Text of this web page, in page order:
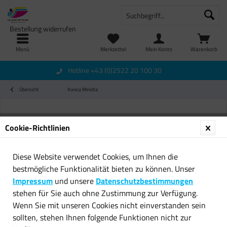
Menü Warenkorb
Merkzettel
Bestellung widerrufen
Mein Konto
Hotline +43 (0)2522 20 100 30
Übersicht Konica Minolta
Cookie-Richtlinien
Diese Website verwendet Cookies, um Ihnen die
bestmögliche Funktionalität bieten zu können. Unser
Impressum und unsere Datenschutzbestimmungen
stehen für Sie auch ohne Zustimmung zur Verfügung.
Wenn Sie mit unseren Cookies nicht einverstanden sein
sollten, stehen Ihnen folgende Funktionen nicht zur